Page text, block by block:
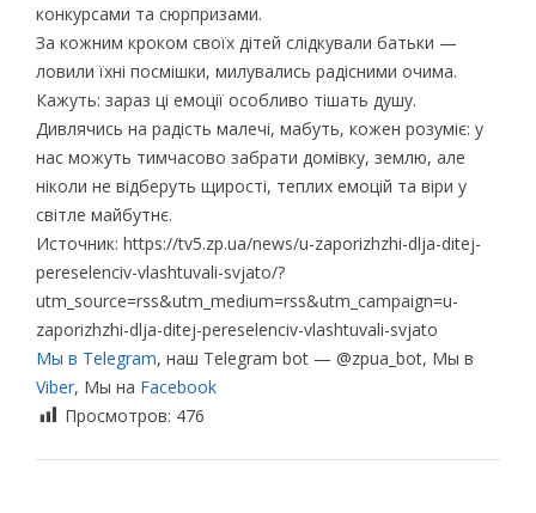
конкурсами та сюрпризами.
За кожним кроком своїх дітей слідкували батьки —
ловили їхні посмішки, милувались радісними очима.
Кажуть: зараз ці емоції особливо тішать душу.
Дивлячись на радість малечі, мабуть, кожен розуміє: у
нас можуть тимчасово забрати домівку, землю, але
ніколи не відберуть щирості, теплих емоцій та віри у
світле майбутнє.
Источник: https://tv5.zp.ua/news/u-zaporizhzhi-dlja-ditej-
pereselenciv-vlashtuvali-svjato/?
utm_source=rss&utm_medium=rss&utm_campaign=u-
zaporizhzhi-dlja-ditej-pereselenciv-vlashtuvali-svjato
Мы в Telegram, наш Telegram bot — @zpua_bot, Мы в
Viber, Мы на Facebook
Просмотров: 476